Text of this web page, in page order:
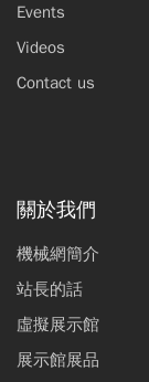
Events
Videos
Contact us
關於我們
機械網簡介
站長的話
虛擬展示館
展示館展品